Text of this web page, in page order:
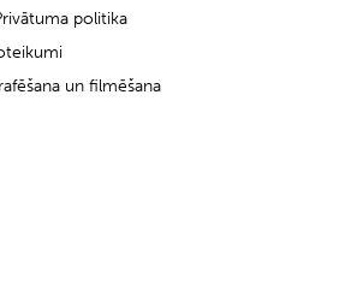
politika
un filmēšana